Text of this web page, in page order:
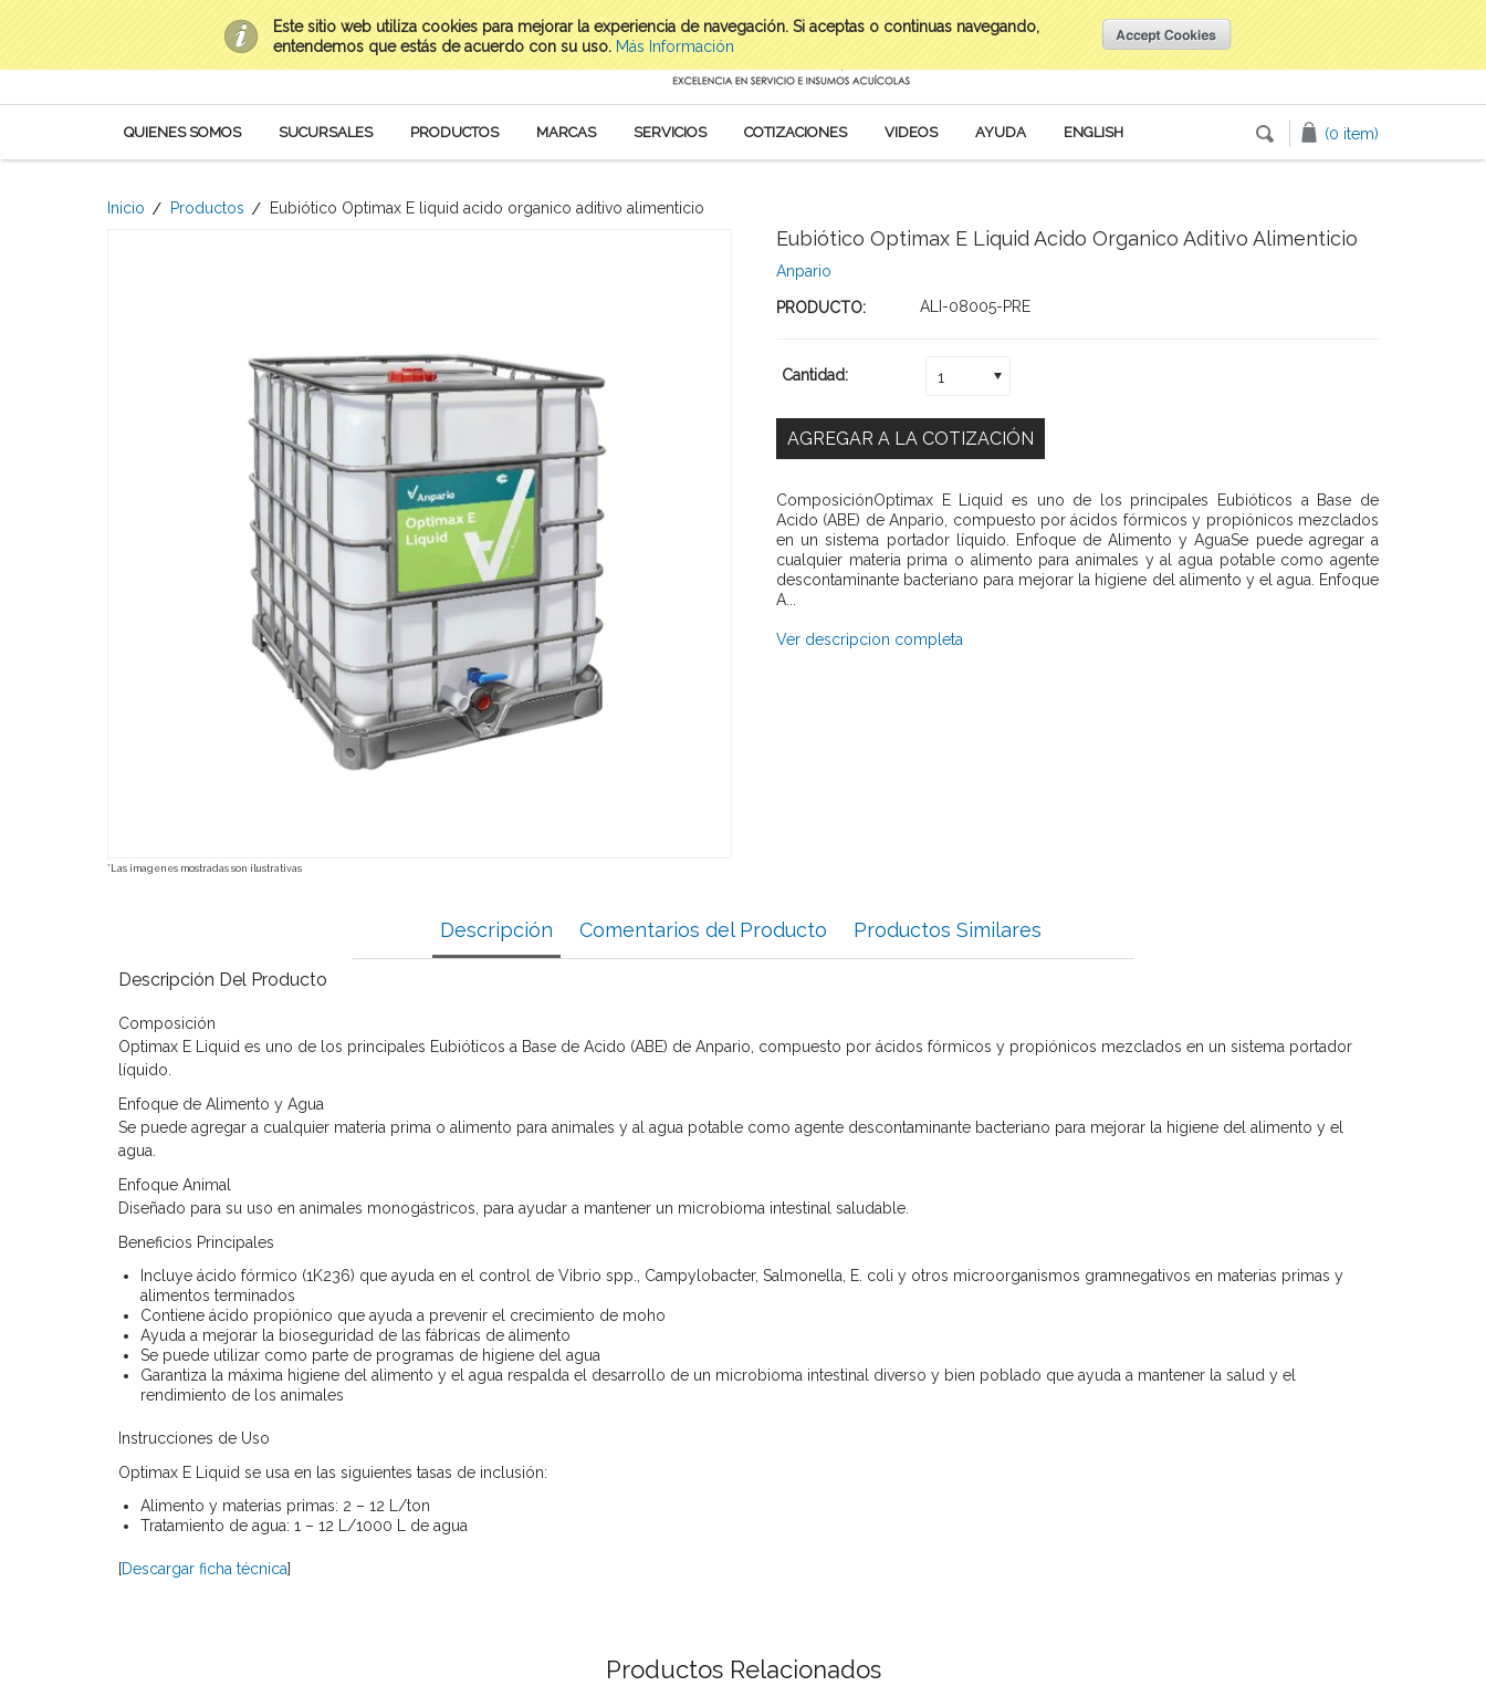
Este sitio web utiliza cookies para mejorar la experiencia de navegación. Si aceptas o continuas navegando,
entendemos que estás de acuerdo con su uso. Más Información
(669) 954-0282 al 85 Mi Cuenta Inicia tu sesión
QUIENES SOMOS SUCURSALES PRODUCTOS MARCAS SERVICIOS COTIZACIONES VIDEOS AYUDA ENGLISH (0 item)
Inicio Productos Eubiótico Optimax E liquid acido organico aditivo alimenticio
*Las imagenes mostradas son ilustrativas
Eubiótico Optimax E Liquid Acido Organico Aditivo Alimenticio
Anpario
PRODUCTO: ALI-08005-PRE
Cantidad: 1
ComposiciónOptimax E Liquid es uno de los principales Eubióticos a Base de
Acido (ABE) de Anpario, compuesto por ácidos fórmicos y propiónicos mezclados
en un sistema portador líquido. Enfoque de Alimento y AguaSe puede agregar a
cualquier materia prima o alimento para animales y al agua potable como agente
descontaminante bacteriano para mejorar la higiene del alimento y el agua. Enfoque
A...
Ver descripcion completa
Descripción Comentarios del Producto Productos Similares
Descripción Del Producto
Composición
Optimax E Liquid es uno de los principales Eubióticos a Base de Acido (ABE) de Anpario, compuesto por ácidos fórmicos y propiónicos mezclados en un sistema portador
líquido.
Enfoque de Alimento y Agua
Se puede agregar a cualquier materia prima o alimento para animales y al agua potable como agente descontaminante bacteriano para mejorar la higiene del alimento y el
agua.
Enfoque Anima
Diseñado para su uso en animales monogástricos, para ayudar a mantener un microbioma intestinal saludable.
Beneficios Principales
Incluye ácido fórmico (1K236) que ayuda en el control de Vibrio spp., Campylobacter, Salmonella, E. coli y otros microorganismos gramnegativos en materias primas y
alimentos terminados
Contiene ácido propiónico que ayuda a prevenir el crecimiento de moho
Ayuda a mejorar la bioseguridad de las fábricas de alimento
Se puede utilizar como parte de programas de higiene del agua
Garantiza la máxima higiene del alimento y el agua respalda el desarrollo de un microbioma intestinal diverso y bien poblado que ayuda a mantener la salud y el
rendimiento de los animales
Instrucciones de Uso
Optimax E Liquid se usa en las siguientes tasas de inclusión:
Alimento y materias primas: 2 – 12 L/ton
Tratamiento de agua: 1 – 12 L/1000 L de agua
[Descargar ficha técnica]
Productos Relacionados